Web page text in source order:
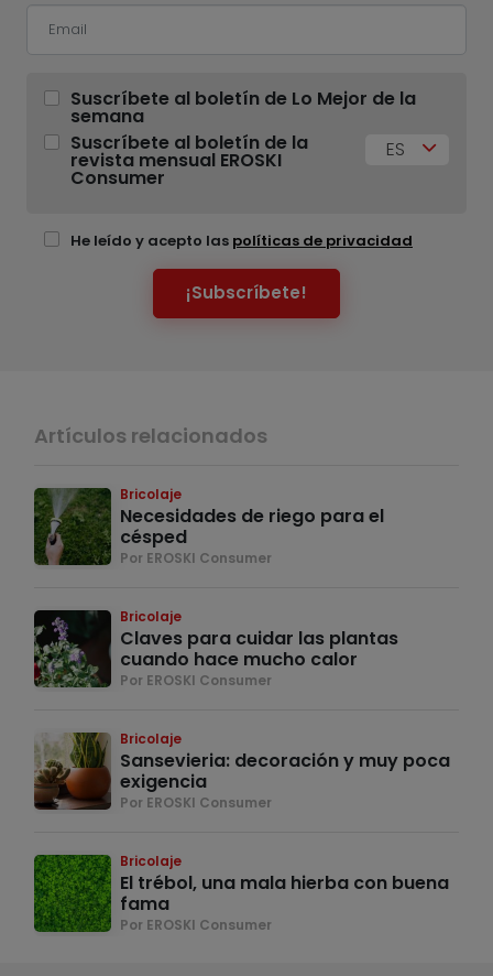
Suscríbete al boletín de Lo Mejor de la
semana
Suscríbete al boletín de la
revista mensual EROSKI
Consumer
ES
He leído y acepto las políticas de privacidad
¡Subscríbete!
Artículos relacionados
Bricolaje
Necesidades de riego para el
césped
Por EROSKI Consumer
Bricolaje
Claves para cuidar las plantas
cuando hace mucho calor
Por EROSKI Consumer
Bricolaje
Sansevieria: decoración y muy poca
exigencia
Por EROSKI Consumer
Bricolaje
El trébol, una mala hierba con buena
fama
Por EROSKI Consumer